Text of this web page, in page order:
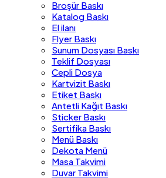
Broşür Baskı
Katalog Baskı
El ilanı
Flyer Baskı
Sunum Dosyası Baskı
Teklif Dosyası
Cepli Dosya
Kartvizit Baskı
Etiket Baskı
Antetli Kağıt Baskı
Sticker Baskı
Sertifika Baskı
Menü Baskı
Dekota Menü
Masa Takvimi
Duvar Takvimi